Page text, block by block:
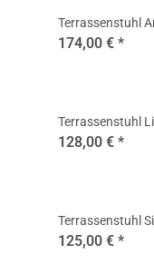
Terrassenstuhl
174,00 € *
Terrassenstuhl
128,00 € *
Terrassenstuhl
125,00 € *